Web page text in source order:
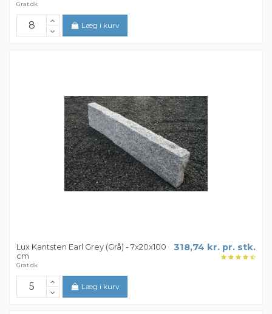
Grat.dk
Læg i kurv
Lux Kantsten Earl Grey (Grå) - 7x20x100
cm
Grat.dk
318,74 kr. pr. stk.
Læg i kurv